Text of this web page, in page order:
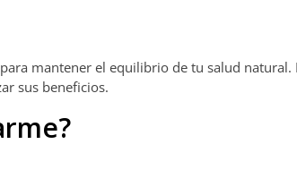
mantener el equilibrio de tu salud
sus beneficios.